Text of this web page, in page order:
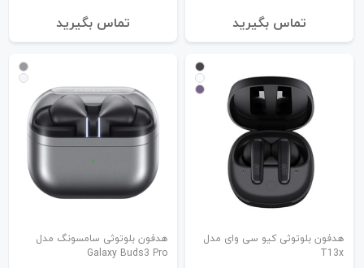
تماس بگیرید تماس بگیرید
هدفون بلوتوثی کیو سی وای مدل
T13x
هدفون بلوتوثی سامسونگ مدل
Galaxy Buds3 Pro